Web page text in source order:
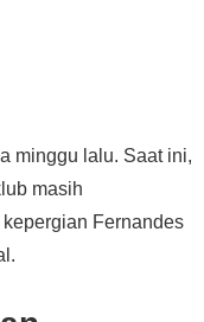
minggu lalu. Saat ini,
masih
Fernandes